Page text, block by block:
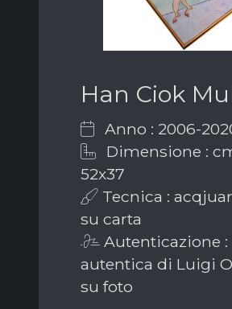
Han Ciok
Anno : 2006-
Dimensione :
52x37
Tecnica :
su carta
Autenticazione :
autentica di Luigi
su foto